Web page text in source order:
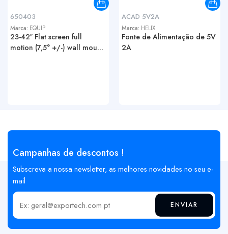
650403
Marca: EQUIP
23-42″ Flat screen full
motion (7,5° +/-) wall mou...
ACAD 5V2A
Marca: HELIX
Fonte de Alimentação de 5V
2A
Campanhas de descontos !
Subscreva a nossa newsletter, as melhores novidades no seu e-
mail
Insira o seu email ENVIAR